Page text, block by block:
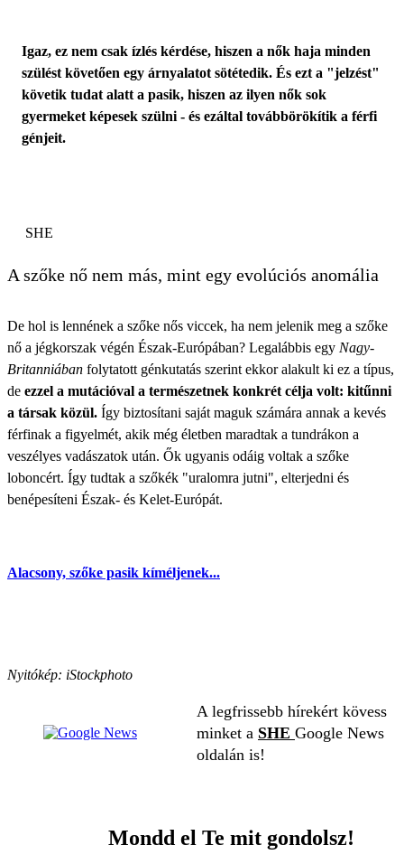
Igaz, ez nem csak ízlés kérdése, hiszen a nők haja minden
szülést követően egy árnyalatot sötétedik. És ezt a "jelzést"
követik tudat alatt a pasik, hiszen az ilyen nők sok
gyermeket képesek szülni - és ezáltal továbbörökítik a férfi
génjeit.
SHE
A szőke nő nem más, mint egy evolúciós anomália
De hol is lennének a szőke nős viccek, ha nem jelenik meg a szőke
nő a jégkorszak végén Észak-Európában? Legalábbis egy Nagy-
Britanniában folytatott génkutatás szerint ekkor alakult ki ez a típus,
de ezzel a mutációval a természetnek konkrét célja volt: kitűnni
a társak közül. Így biztosítani saját maguk számára annak a kevés
férfinak a figyelmét, akik még életben maradtak a tundrákon a
veszélyes vadászatok után. Ők ugyanis odáig voltak a szőke
loboncért. Így tudtak a szőkék "uralomra jutni", elterjedni és
benépesíteni Észak- és Kelet-Európát.
Alacsony, szőke pasik kíméljenek...
Nyitókép: iStockphoto
A legfrissebb hírekért kövess
minket a SHE Google News
oldalán is!
Mondd el Te mit gondolsz!